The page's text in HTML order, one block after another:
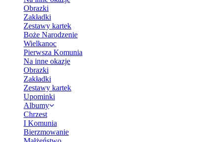
Obrazki
Zakładki
Zestawy kartek
Boże Narodzenie
Wielkanoc
Pierwsza Komunia
Na inne okazje
Obrazki
Zakładki
Zestawy kartek
Upominki
Albumy
Chrzest
I Komunia
Bierzmowanie